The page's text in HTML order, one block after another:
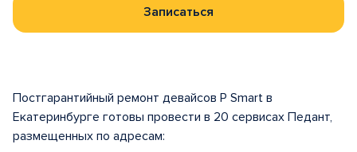
Записаться
Постгарантийный ремонт девайсов P Smart в
Екатеринбурге готовы провести в 20 сервисах Педант,
размещенных по адресам: